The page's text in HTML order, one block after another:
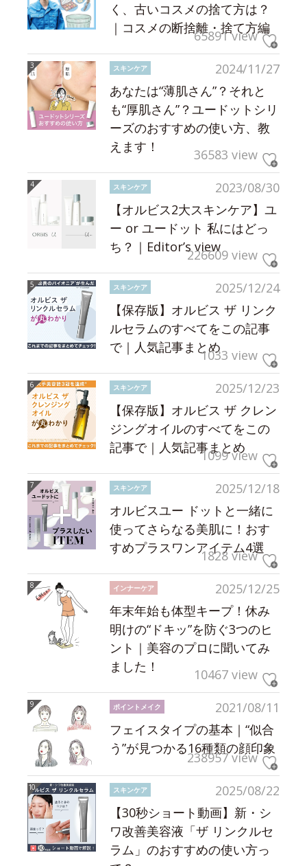
く、古いコスメの捨て方は？
｜コスメの断捨離・捨て方編
65891 view
2024/11/27
スキンケア
あなたは“薄肌さん”？それと
も“厚肌さん”？ユードットシリ
ーズのおすすめの使い方、教
えます！
36583 view
2023/08/30
スキンケア
【オルビス2大スキンケア】ユ
ー or ユードット 私にはどっ
ち？｜Editor’s view226609 view
2025/12/24
スキンケア
【保存版】オルビス ザ リンク
ルセラムのすべてをこの記事
で｜人気記事まとめ1033 view
2025/12/23
スキンケア
【保存版】オルビス ザ クレン
ジングオイルのすべてをこの
記事で｜人気記事まとめ
1099 view
2025/12/18
スキンケア
オルビスユー ドットと一緒に
使ってさらなる美肌に！おす
すめプラスワンアイテム4選
1828 view
2025/12/25
インナーケア
年末年始も体型キープ！休み
明けの“ドキッ”を防ぐ3つのヒ
ント｜美容のプロに聞いてみ
ました！
10467 view
2021/08/11
ポイントメイク
フェイスタイプの基本｜“似合
う”が見つかる16種類の顔印象
238957 view
2025/08/22
スキンケア
【30秒ショート動画】新・シ
ワ改善美容液「ザ リンクルセ
ラム」のおすすめの使い方っ